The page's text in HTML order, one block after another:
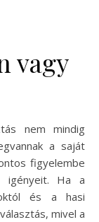
vagy
nem mindig
a saját
figyelembe
igényeit. Ha a
és a hasi
mivel a